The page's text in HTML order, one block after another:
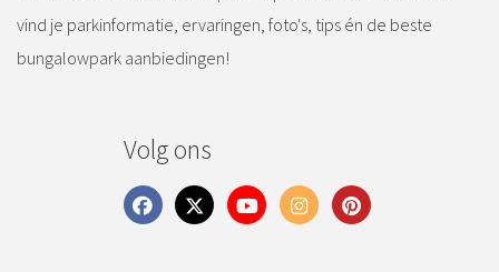
vind je parkinformatie, ervaringen, foto's, tips én de beste
bungalowpark aanbiedingen!
Volg ons